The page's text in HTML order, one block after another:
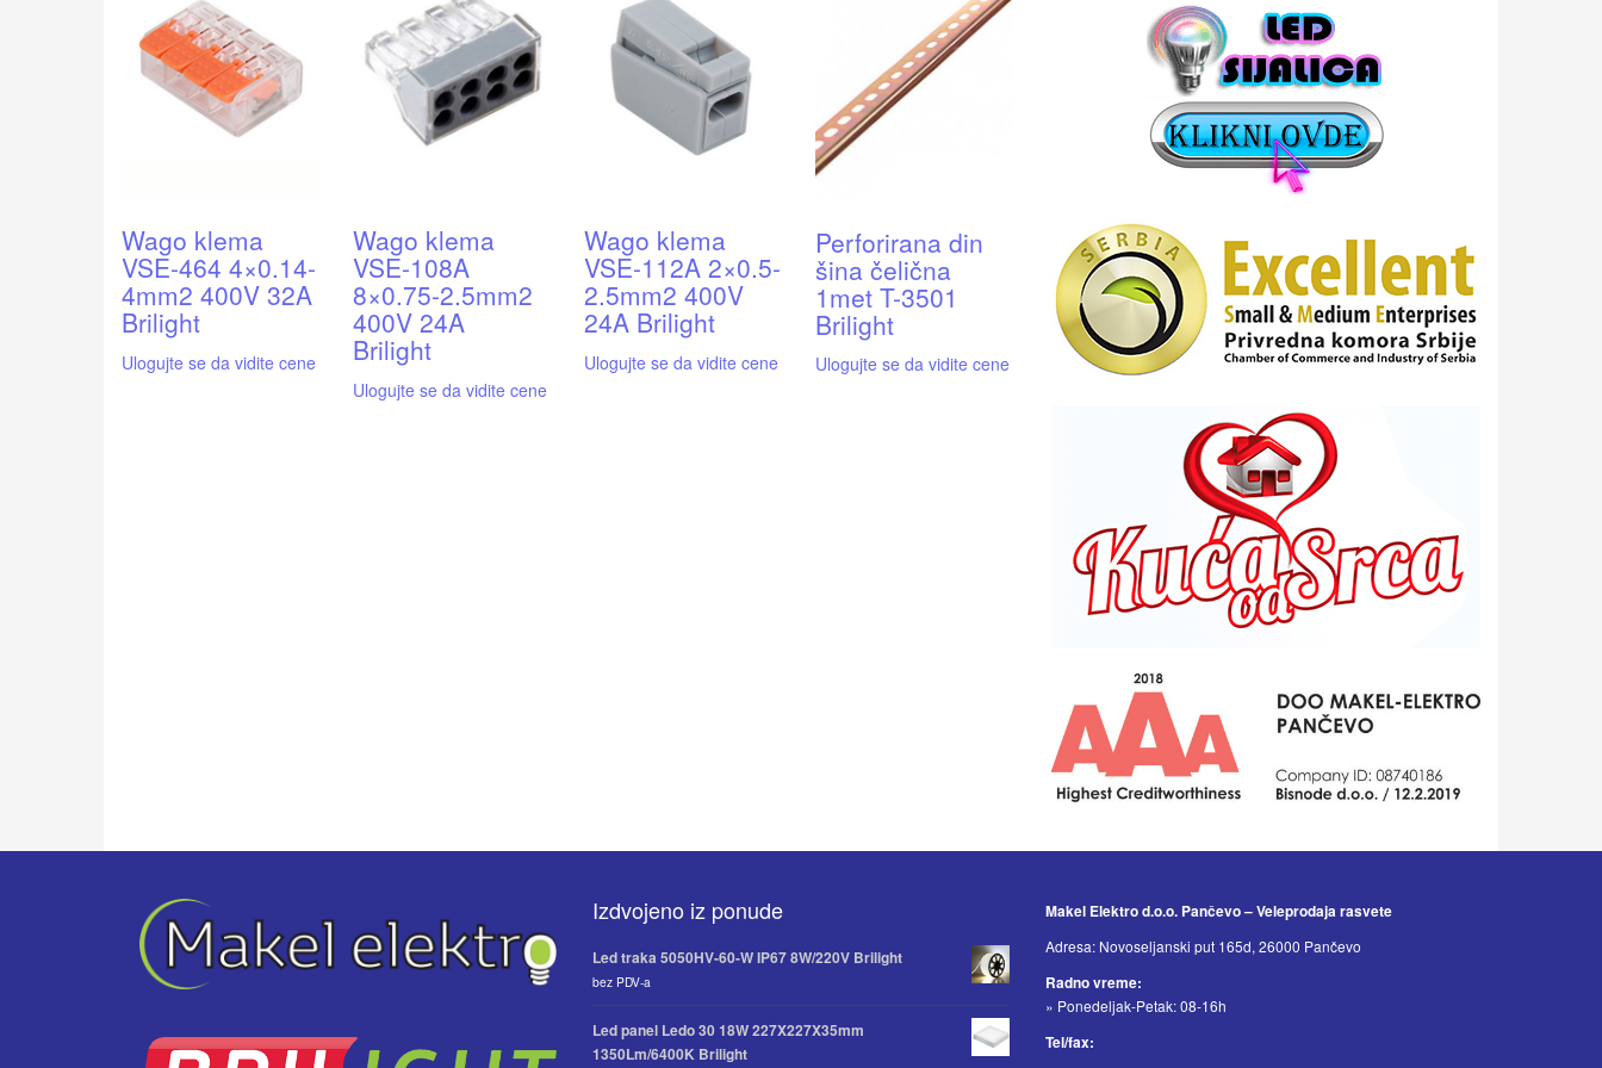
Wago klema
VSE-464 4×0.14-
4mm2 400V 32A
Brilight
Ulogujte se da vidite cene
Wago klema
VSE-108A
8×0.75-2.5mm2
400V 24A
Brilight
Ulogujte se da vidite cene
Wago klema
VSE-112A 2×0.5-
2.5mm2 400V
24A Brilight
Ulogujte se da vidite cene
Perforirana din
šina čelična
1met T-3501
Brilight
Ulogujte se da vidite cene
Izdvojeno iz ponude
Led traka 5050HV-60-W IP67 8W/220V Brilight
bez PDV-a
Led panel Ledo 30 18W 227X227X35mm
1350Lm/6400K Brilight
Makel Elektro d.o.o. Pančevo – Veleprodaja rasvete
Adresa: Novoseljanski put 165d, 26000 Pančevo
Radno vreme:
» Ponedeljak-Petak: 08-16h
Tel/fax: